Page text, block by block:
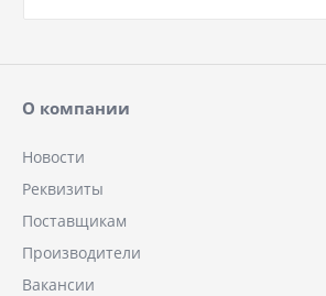
О компании
Новости
Реквизиты
Поставщикам
Производители
Вакансии